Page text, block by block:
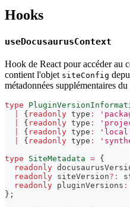
Hooks
useDocusaurusContext
Hook de React pour accéder au
contient l'objet siteConfig
métadonnées supplémentaires du
type
{ readonly type :
{ readonly type :
{ readonly type :
{ readonly type :
type
SiteMetadata = {
readonly
readonly siteVersion? :
readonly pluginVersions :
} ;